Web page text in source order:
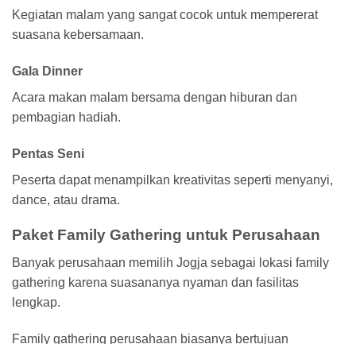
Kegiatan malam yang sangat cocok untuk mempererat
suasana kebersamaan.
Gala Dinner
Acara makan malam bersama dengan hiburan dan
pembagian hadiah.
Pentas Seni
Peserta dapat menampilkan kreativitas seperti menyanyi,
dance, atau drama.
Paket Family Gathering untuk Perusahaan
Banyak perusahaan memilih Jogja sebagai lokasi family
gathering karena suasananya nyaman dan fasilitas
lengkap.
Family gathering perusahaan biasanya bertujuan